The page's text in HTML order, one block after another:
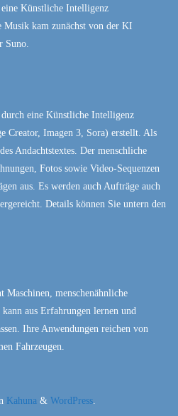
Künstliche Intelligenz
Musik kam zunächst von der KI
Suno.
eine Künstliche Intelligenz
Creator, Imagen 3, Sora) erstellt. Als
Andachtstextes. Der menschliche
Fotos sowie Video-Sequenzen
aus. Es werden auch Aufträge auch
Details können Sie untern den
menschenähnliche
kann aus Erfahrungen lernen und
Ihre Anwendungen reichen von
Fahrzeugen.
Kahuna & WordPress.